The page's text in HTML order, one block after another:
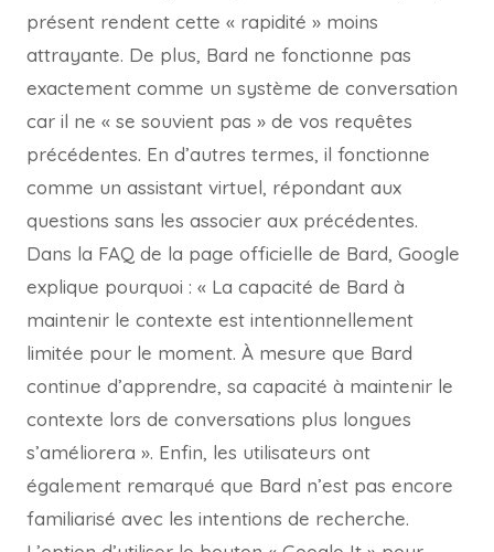
présent rendent cette « rapidité » moins
attrayante. De plus, Bard ne fonctionne pas
exactement comme un système de conversation
car il ne « se souvient pas » de vos requêtes
précédentes. En d’autres termes, il fonctionne
comme un assistant virtuel, répondant aux
questions sans les associer aux précédentes.
Dans la FAQ de la page officielle de Bard, Google
explique pourquoi : « La capacité de Bard à
maintenir le contexte est intentionnellement
limitée pour le moment. À mesure que Bard
continue d’apprendre, sa capacité à maintenir le
contexte lors de conversations plus longues
s’améliorera ». Enfin, les utilisateurs ont
également remarqué que Bard n’est pas encore
familiarisé avec les intentions de recherche.